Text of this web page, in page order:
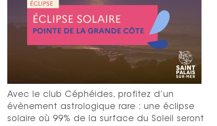
Avec le club Céphéides, profitez d’un
évènement astrologique rare : une éclipse
solaire où 99% de la surface du Soleil seront